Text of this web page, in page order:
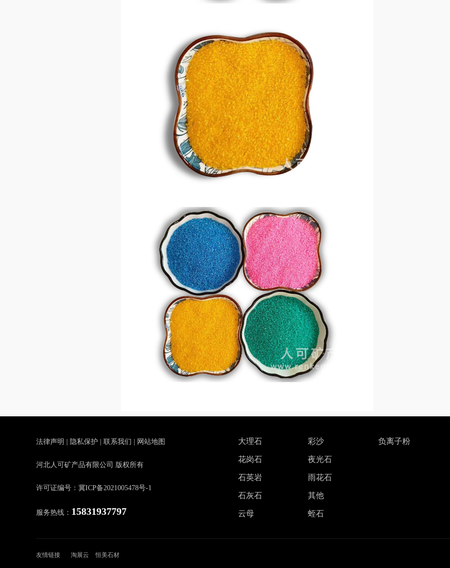
法律声明 隐私保护 联系我们 网站地图
河北人可矿产品有限公司 版权所有
许可证编号：冀ICP备2021005478号-1
服务热线： 15831937797
大理石
花岗石
石英岩
石灰石
云母
彩沙
夜光石
雨花石
其他
蛭石
负离子粉
友情链接 淘展云 恒美石材